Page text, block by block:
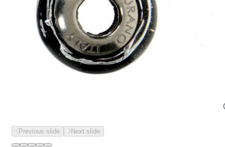
Previous slide Next slide